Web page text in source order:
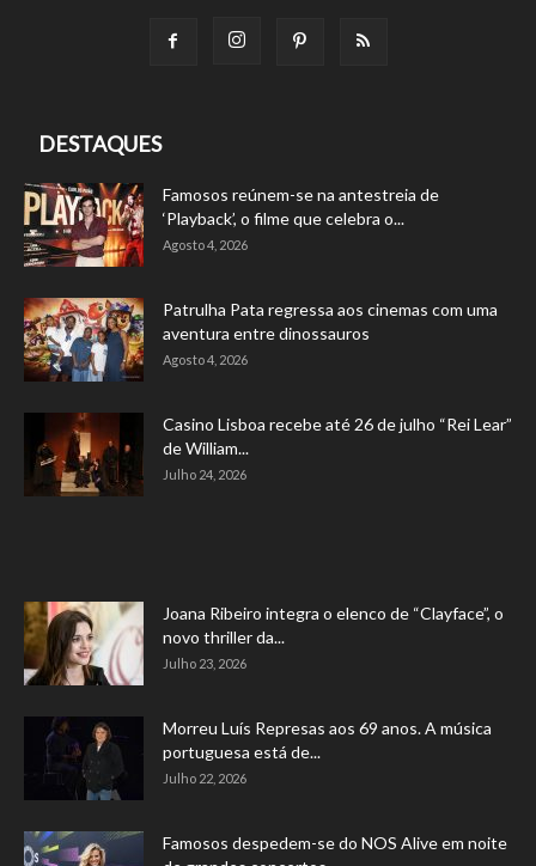
DESTAQUES
Famosos reúnem-se na antestreia de
‘Playback’, o filme que celebra o...
Agosto 4, 2026
Patrulha Pata regressa aos cinemas com uma
aventura entre dinossauros
Agosto 4, 2026
Casino Lisboa recebe até 26 de julho “Rei Lear”
de William...
Julho 24, 2026
Joana Ribeiro integra o elenco de “Clayface”, o
novo thriller da...
Julho 23, 2026
Morreu Luís Represas aos 69 anos. A música
portuguesa está de...
Julho 22, 2026
Famosos despedem-se do NOS Alive em noite